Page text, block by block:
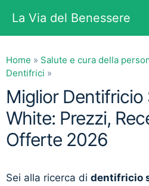
contenuto
La Via del Benessere
Home » Salute e cura della
Dentifrici »
Miglior Dentifricio
White: Prezzi,
Offerte 2026
Sei alla ricerca di dentifricio